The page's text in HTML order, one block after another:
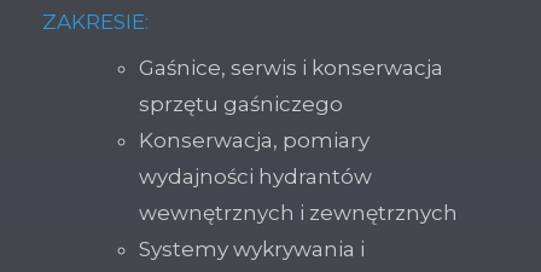
ZAKRESIE:
Gaśnice, serwis i konserwacja
sprzętu gaśniczego
Konserwacja, pomiary
wydajności hydrantów
wewnętrznych i zewnętrznych
Systemy wykrywania i